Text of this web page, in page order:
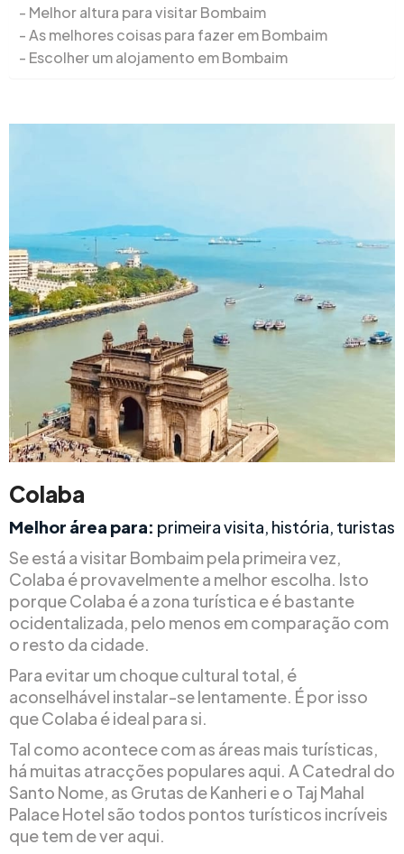
Melhor altura para visitar Bombaim
As melhores coisas para fazer em Bombaim
Escolher um alojamento em Bombaim
Colaba
Melhor área para: primeira visita, história, turistas
Se está a visitar Bombaim pela primeira vez,
Colaba é provavelmente a melhor escolha. Isto
porque Colaba é a zona turística e é bastante
ocidentalizada, pelo menos em comparação com
o resto da cidade.
Para evitar um choque cultural total, é
aconselhável instalar-se lentamente. É por isso
que Colaba é ideal para si.
Tal como acontece com as áreas mais turísticas,
há muitas atracções populares aqui. A Catedral do
Santo Nome, as Grutas de Kanheri e o Taj Mahal
Palace Hotel são todos pontos turísticos incríveis
que tem de ver aqui.